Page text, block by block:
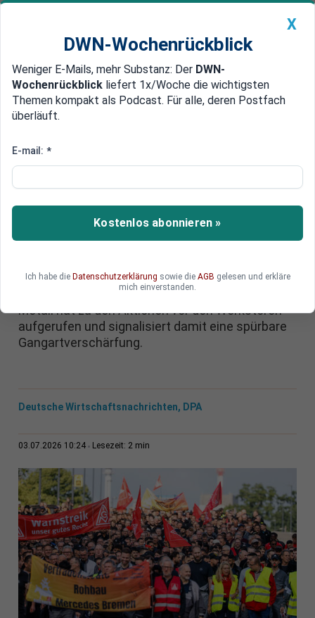
Newsticker MEIN DWN: Geldanlage Premium
Edelmetalle DWN-Magazin China
Massenproteste bei Mercedes:
Sommer“ für Autobranche an
Die Fronten in der Automobilindustrie verhärten
sich: Tausende Beschäftigte von Mercedes-
gegen die Verschärfung des Sparkurses bei dem
Autobauer protestieren. Die Gewerkschaft IG
Metall hat zu den Aktionen vor den Werkstoren
aufgerufen und signalisiert damit eine spürbare
Gangartverschärfung.
Deutsche Wirtschaftsnachrichten, DPA
03.07.2026 10:24 Lesezeit: 2 min
X
DWN-Wochenrückblick
Weniger E-Mails, mehr Substanz: Der DWN-
Wochenrückblick liefert 1x/Woche die wichtigsten
Themen kompakt als Podcast. Für alle, deren Postfach
überläuft.
E-mail: *
Kostenlos abonnieren »
Ich habe die Datenschutzerklärung sowie die AGB gelesen und erkläre
mich einverstanden.